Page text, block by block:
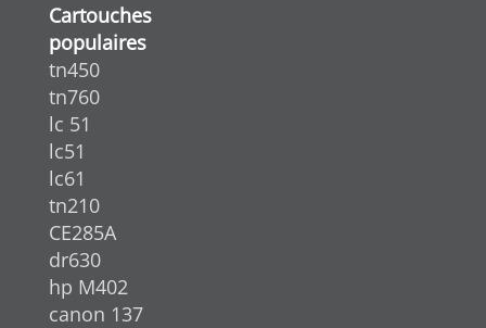
Cartouches
populaires
tn450
tn760
lc 51
lc51
lc61
tn210
CE285A
dr630
hp M402
canon 137